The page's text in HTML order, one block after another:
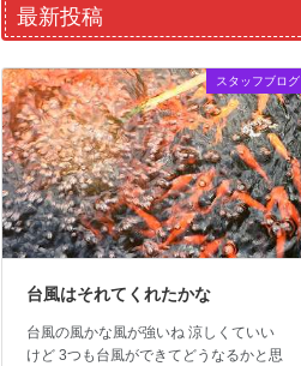
最新投稿
スタッフブログ
台風はそれてくれたかな
台風の風かな風が強いね 涼しくていい
けど 3つも台風ができてどうなるかと思